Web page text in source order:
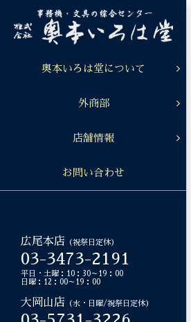
content
奥本いろは堂について
外商部
店舗情報
お問い合わせ
広尾本店 （祝祭日定休）
03-3473-2191
平日・土曜：10：30～19：00
日曜：12：00～19：00
大岡山店 （水・日曜/祝祭日定休）